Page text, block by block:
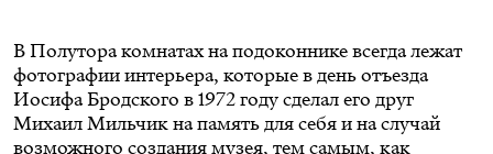
В Полутора комнатах на подоконнике всегда лежат
фотографии интерьера, которые в день отъезда
Иосифа Бродского в 1972 году сделал его друг
Михаил Мильчик на память для себя и на случай
возможного создания музея, тем самым, как